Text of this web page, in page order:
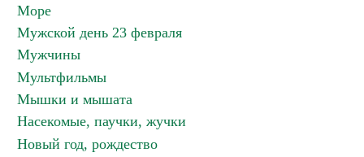
Море
Мужской день 23 февраля
Мужчины
Мультфильмы
Мышки и мышата
Насекомые, паучки, жучки
Новый год, рождество